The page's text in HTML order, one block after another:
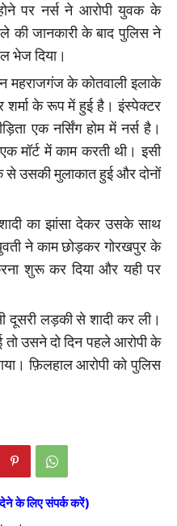
पर नर्स ने आरोपी युवक के
की जानकारी के बाद पुलिस ने
भेज दिया।
महराजगंज के कोतवाली इलाके
शर्मा के रूप में हुई है। इंस्पेक्टर
एक नर्सिंग होम में नर्स है।
मॉर्ट में काम करती थी। इसी
से उसकी मुलाकात हुई और दोनों
का झांसा देकर उसके साथ
ने काम छोड़कर गोरखपुर के
शुरू कर दिया और यही पर
दूसरी लड़की से शादी कर ली।
तो उसने दो दिन पहले आरोपी के
फ़िलहाल आरोपी को पुलिस
देने के लिए संपर्क करें)